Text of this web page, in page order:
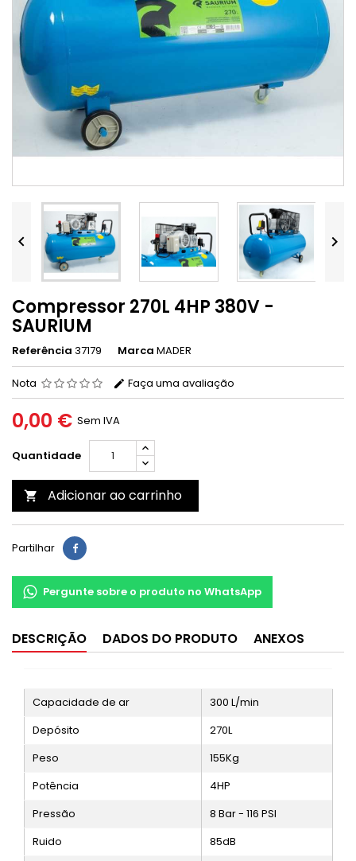
 
Compressor 270L 4HP 380V -
SAURIUM
Referência 37179 Marca MADER
Nota Faça uma avaliação
0,00 € Sem IVA
Quantidade
 Adicionar ao carrinho
Partilhar
Pergunte sobre o produto no WhatsApp
DESCRIÇÃO DADOS DO PRODUTO ANEXOS
Capacidade de ar
300 L/min
Depósito
270L
Peso
155Kg
Potência
4HP
Pressão
8 Bar - 116 PSI
Ruido
85dB